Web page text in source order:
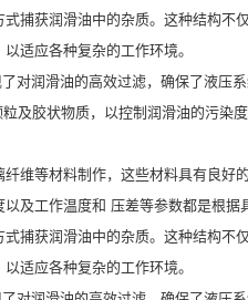
捕获润滑油中的杂质。这种结构
适应各种复杂的工作环境。
对润滑油的高效过滤，确保了液压
及胶状物质，以控制润滑油的污
维等材料制作，这些材料具有良
及工作温度和 压差等参数都是根据
捕获润滑油中的杂质。这种结构
适应各种复杂的工作环境。